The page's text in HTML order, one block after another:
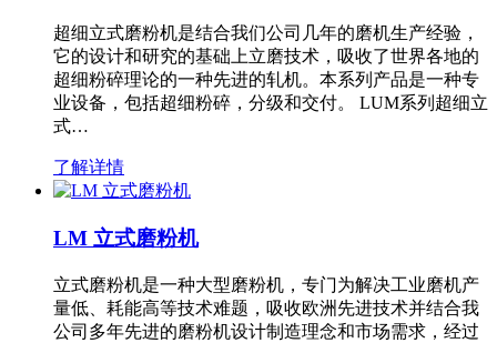
超细立式磨粉机是结合我们公司几年的磨机生产经验，
它的设计和研究的基础上立磨技术，吸收了世界各地的
超细粉碎理论的一种先进的轧机。本系列产品是一种专
业设备，包括超细粉碎，分级和交付。 LUM系列超细立
式…
了解详情
LM 立式磨粉机
立式磨粉机是一种大型磨粉机，专门为解决工业磨机产
量低、耗能高等技术难题，吸收欧洲先进技术并结合我
公司多年先进的磨粉机设计制造理念和市场需求，经过